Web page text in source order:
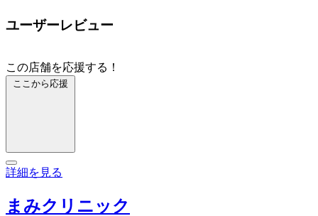
ユーザーレビュー
この店舗を応援する！
ここから応援
詳細を見る
まみクリニック